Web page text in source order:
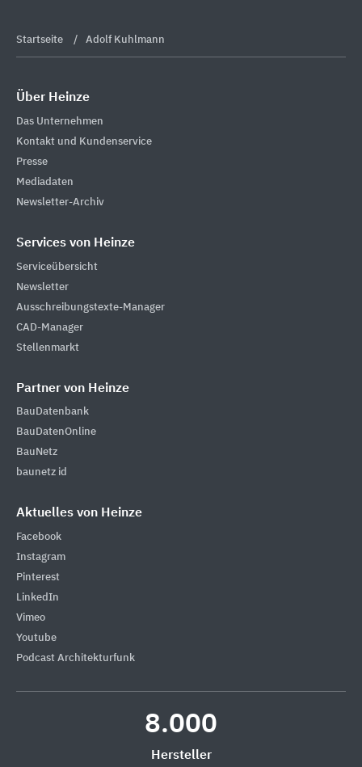
Startseite Adolf Kuhlmann
Über Heinze
Das Unternehmen
Kontakt und Kundenservice
Presse
Mediadaten
Newsletter-Archiv
Services von Heinze
Serviceübersicht
Newsletter
Ausschreibungstexte-Manager
CAD-Manager
Stellenmarkt
Partner von Heinze
BauDatenbank
BauDatenOnline
BauNetz
baunetz id
Aktuelles von Heinze
Facebook
Instagram
Pinterest
LinkedIn
Vimeo
Youtube
Podcast Architekturfunk
8.000
Hersteller